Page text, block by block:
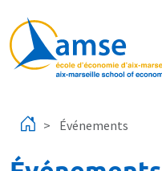
Événements